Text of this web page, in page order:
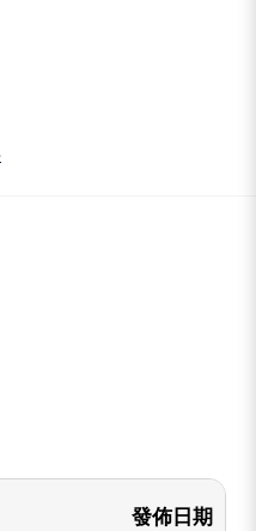
發佈日期